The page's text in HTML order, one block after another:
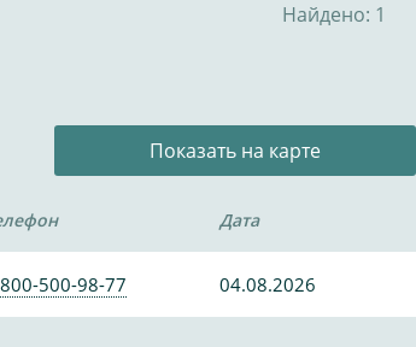
Найдено: 1
Показать на карте
Дата
500-98-77 04.08.2026